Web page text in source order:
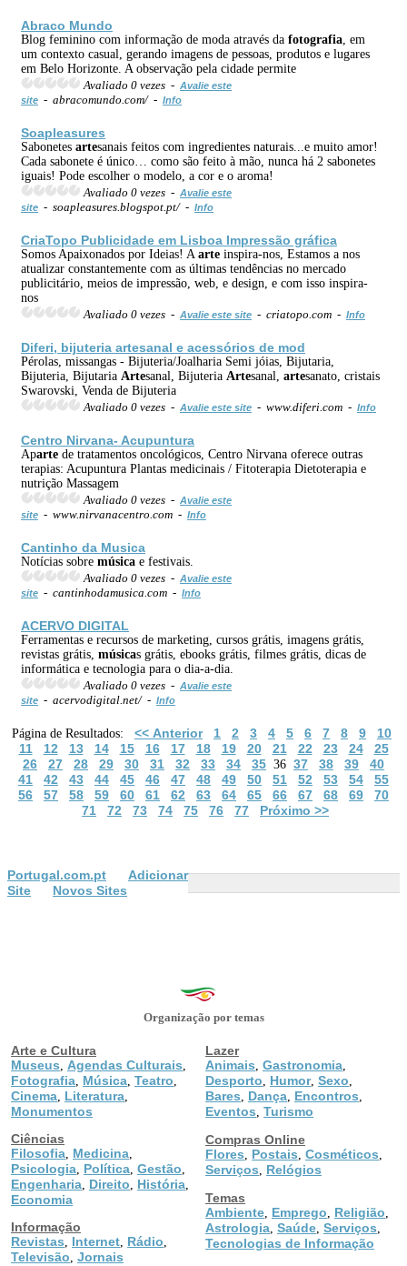
Abraco Mundo
Blog feminino com informação de moda através da fotografia , em
um contexto casual, gerando imagens de pessoas, produtos e lugares
em Belo Horizonte. A observação pela cidade permite
Avaliado 0 vezes - Avalie este
site - abracomundo.com/ - Info
Soapleasures
Sabonetes artesanais feitos com ingredientes naturais...e muito amor!
Cada sabonete é único… como são feito à mão, nunca há 2 sabonetes
iguais! Pode escolher o modelo, a cor e o aroma!
Avaliado 0 vezes - Avalie este
site - soapleasures.blogspot.pt/ - Info
CriaTopo Publicidade em Lisboa Impressão gráfica
Somos Apaixonados por Ideias! A arte inspira-nos, Estamos a nos
atualizar constantemente com as últimas tendências no mercado
publicitário, meios de impressão, web, e design, e com isso inspira-
nos
Avaliado 0 vezes - Avalie este site - criatopo.com - Info
Diferi, bijuteria artesanal e acessórios de mod
Pérolas, missangas - Bijuteria/Joalharia Semi jóias, Bijutaria,
Bijuteria, Bijutaria Artesanal, Bijuteria Artesanal, artesanato, cristais
Swarovski, Venda de Bijuteria
Avaliado 0 vezes - Avalie este site - www.diferi.com - Info
Centro Nirvana- Acupuntura
Aparte de tratamentos oncológicos, Centro Nirvana oferece outras
terapias: Acupuntura Plantas medicinais / Fitoterapia Dietoterapia e
nutrição Massagem
Avaliado 0 vezes - Avalie este
site - www.nirvanacentro.com - Info
Cantinho da Musica
Notícias sobre música e festivais.
Avaliado 0 vezes - Avalie este
site - cantinhodamusica.com - Info
ACERVO DIGITAL
Ferramentas e recursos de marketing, cursos grátis, imagens grátis,
revistas grátis, músicas grátis, ebooks grátis, filmes grátis, dicas de
informática e tecnologia para o dia-a-dia.
Avaliado 0 vezes - Avalie este
site - acervodigital.net/ - Info
Página de Resultados: << Anterior 1 2 3 4 5 6 7 8 9
10
11
12 13 14 15 16 17 18 19 20 21 22 23 24
25
26
27 28 29 30 31 32 33 34 35 36 37 38 39
40
41
42 43 44 45 46 47 48 49 50 51 52 53 54
55
56
57 58 59 60 61 62 63 64 65 66 67 68 69
70
71
72 73 74 75 76 77 Próximo >>
Portugal.com.pt
Adicionar
Site
Novos Sites
Organização por temas
Arte e Cultura
Museus
Agendas Culturais
Fotografia Música Teatro
Cinema Literatura
Monumentos
Ciências
Filosofia Medicina
Psicologia Política Gestão
Engenharia Direito História
Economia
Informação
Revistas
Internet Rádio
Televisão Jornais
Lazer
Animais Gastronomia
Desporto Humor, Sexo
Bares Dança Encontros
Eventos Turismo
Compras Online
Flores
Postais Cosméticos
Serviços
Relógios
Temas
Ambiente Emprego Religião
Astrologia Saúde Serviços
Tecnologias de Informação